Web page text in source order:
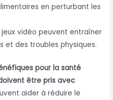
en perturbant les
jeux vidéo peuvent entraîner
et des troubles physiques.
pour la santé
être pris avec
aider à réduire le